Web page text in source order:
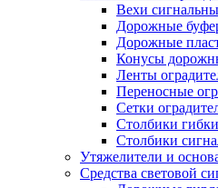
Вехи
Дорожные
Дорожные
Конусы
Ленты
Переносные
Сетки
Столбики
Столбики
Утяжелители и
Средства световой